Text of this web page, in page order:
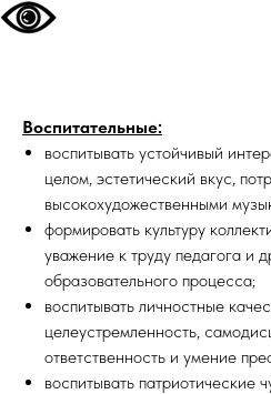
Воспитательные:
воспитывать устойчивый
целом, эстетический вкус,
высокохудожественными
формировать культуру
уважение к труду педагога и
образовательного процесса;
воспитывать личностные
целеустремленность,
ответственность и умение
воспитывать патриотические